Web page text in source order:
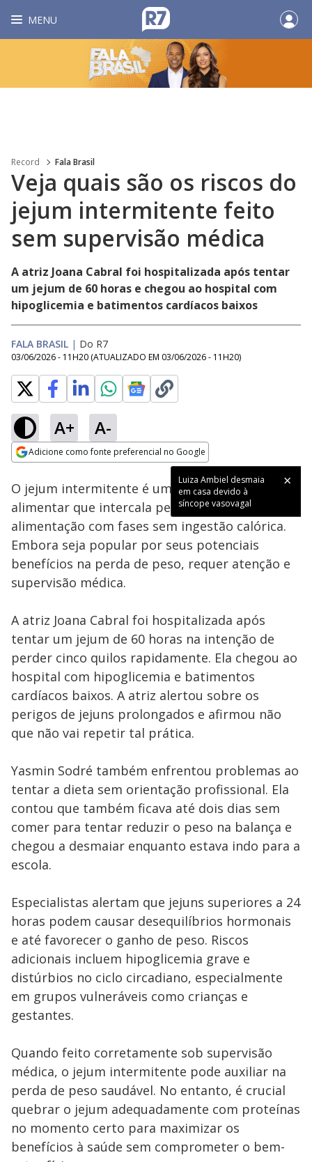
MENU
Record Fala Brasil
Veja quais são os riscos do
jejum intermitente feito
sem supervisão médica
A atriz Joana Cabral foi hospitalizada após tentar
um jejum de 60 horas e chegou ao hospital com
hipoglicemia e batimentos cardíacos baixos
FALA BRASIL | Do R7
03/06/2026 - 11H20 (ATUALIZADO EM 03/06/2026 - 11H20)
A+ A-
Adicione como fonte preferencial no Google
Luiza Ambiel desmaia
em casa devido à
síncope vasovagal
Ativar
Loaded:
44.64%
O jejum intermitente é uma estratégia
alimentar que intercala períodos de
alimentação com fases sem ingestão calórica.
Embora seja popular por seus potenciais
benefícios na perda de peso, requer atenção e
supervisão médica.
A atriz Joana Cabral foi hospitalizada após
tentar um jejum de 60 horas na intenção de
perder cinco quilos rapidamente. Ela chegou ao
hospital com hipoglicemia e batimentos
cardíacos baixos. A atriz alertou sobre os
perigos de jejuns prolongados e afirmou não
que não vai repetir tal prática.
Yasmin Sodré também enfrentou problemas ao
tentar a dieta sem orientação profissional. Ela
contou que também ficava até dois dias sem
comer para tentar reduzir o peso na balança e
chegou a desmaiar enquanto estava indo para a
escola.
Especialistas alertam que jejuns superiores a 24
horas podem causar desequilíbrios hormonais
e até favorecer o ganho de peso. Riscos
adicionais incluem hipoglicemia grave e
distúrbios no ciclo circadiano, especialmente
em grupos vulneráveis como crianças e
gestantes.
Quando feito corretamente sob supervisão
médica, o jejum intermitente pode auxiliar na
perda de peso saudável. No entanto, é crucial
quebrar o jejum adequadamente com proteínas
no momento certo para maximizar os
benefícios à saúde sem comprometer o bem-